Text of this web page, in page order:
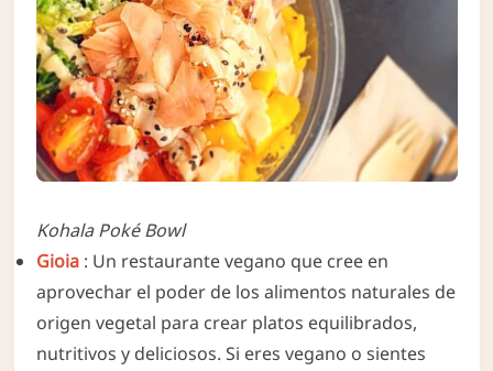
Kohala Poké Bowl
Gioia : Un restaurante vegano que cree en
aprovechar el poder de los alimentos naturales de
origen vegetal para crear platos equilibrados,
nutritivos y deliciosos. Si eres vegano o sientes